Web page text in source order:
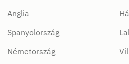
Anglia
Spanyolország
Németország